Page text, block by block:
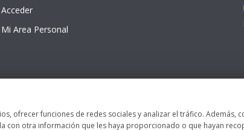
Acceder
Mi Area Personal
ofrecer funciones de redes sociales y analizar el tráfico.
con otra información que les haya proporcionado o que hayan